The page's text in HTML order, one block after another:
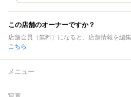
この店舗のオーナーですか？
店舗会員（無料）になると、店舗情報を編
こちら
メニュー